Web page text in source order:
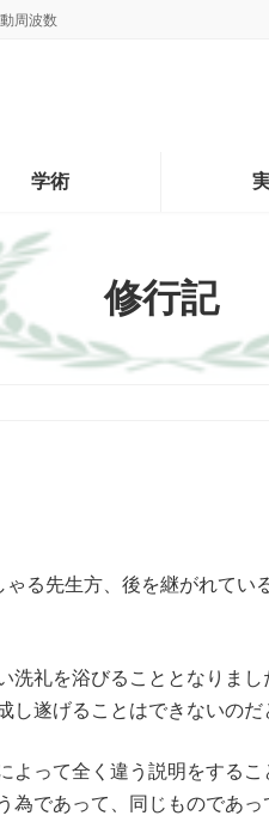
周波数
学術
修行記
る先生方、後を継がれてい
礼を浴びることとなりま
遂げることはできないのだ
って全く違う説明をする
であって、同じものであ